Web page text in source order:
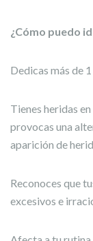
¿Cómo puedo
Dedicas más de
Tienes heridas
provocas una
aparición de
Reconoces que
excesivos e